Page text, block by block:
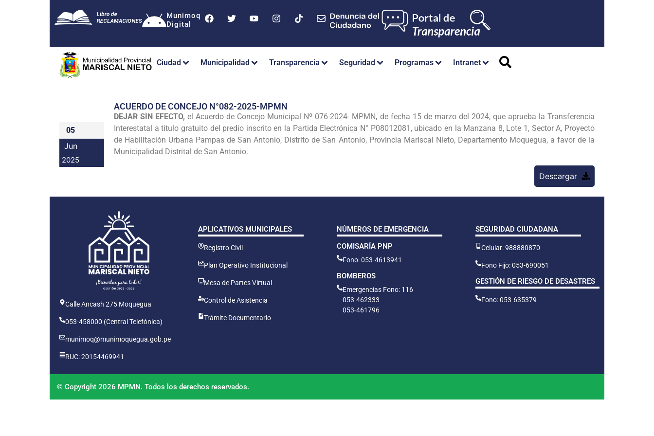
Munimoq
Digital
Ciudad Municipalidad Transparencia Seguridad Programas Intranet
05
Jun
2025
ACUERDO DE CONCEJO N°082-2025-MPMN
DEJAR SIN EFECTO, el Acuerdo de Concejo Municipal Nº 076-2024- MPMN, de fecha 15 de marzo del 2024, que aprueba la Transferencia
Interestatal a titulo gratuito del predio inscrito en la Partida Electrónica N° P08012081, ubicado en la Manzana 8, Lote 1, Sector A, Proyecto
de Habilitación Urbana Pampas de San Antonio, Distrito de San Antonio, Provincia Mariscal Nieto, Departamento Moquegua, a favor de la
Municipalidad Distrital de San Antonio.
Descargar
Calle Ancash 275 Moquegua
053-458000 (Central Telefónica)
munimoq@munimoquegua.gob.pe
RUC: 20154469941
APLICATIVOS MUNICIPALES
Registro Civil
Plan Operativo Institucional
Mesa de Partes Virtual
Control de Asistencia
Trámite Documentario
NÚMEROS DE EMERGENCIA
COMISARÍA PNP
Fono: 053-4613941
BOMBEROS
Emergencias Fono: 116
053-462333
053-461796
SEGURIDAD CIUDADANA
Celular: 988880870
Fono Fijo: 053-690051
GESTIÓN DE RIESGO DE DESASTRES
Fono: 053-635379
© Copyright 2026 MPMN. Todos los derechos reservados.